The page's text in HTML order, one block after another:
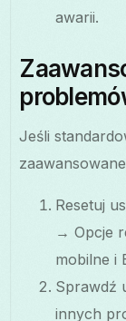
awarii.
Jeśli
Resetuj
→ Opcje
mobilne i
Sprawdź
innych